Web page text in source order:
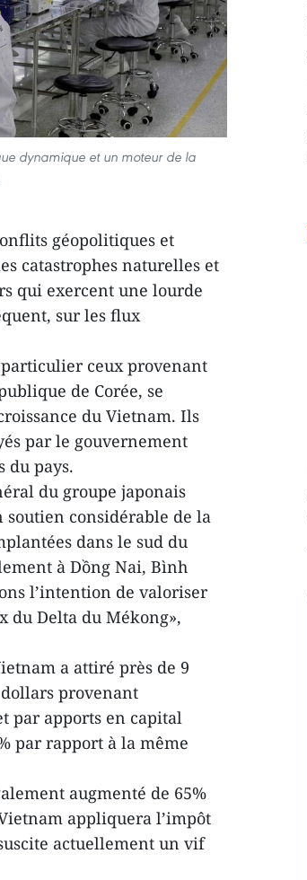
dynamique et un moteur de la
géopolitiques et
catastrophes naturelles et
qui exercent une lourde
sur les flux
ceux provenant
de Corée, se
du Vietnam. Ils
par le gouvernement
du pays.
du groupe japonais
soutien considérable de la
dans le sud du
à Dồng Nai, Bình
l’intention de valoriser
du Delta du Mékong»,
a attiré près de 9
provenant
par apports en capital
par rapport à la même
augmenté de 65%
appliquera l’impôt
actuellement un vif